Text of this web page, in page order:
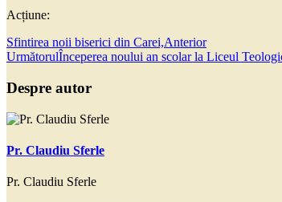
Acțiune:
Sfintirea noii biserici din Carei,Anterior
UrmătorulÎnceperea noului an scolar la Liceul
Despre autor
Pr. Claudiu Sferle
Pr. Claudiu Sferle